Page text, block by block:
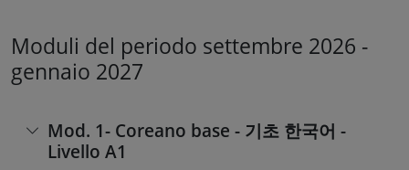
Moduli del periodo settembre 2026 -
gennaio 2027
Mod. 1- Coreano base - 기초 한국어 -
Livello A1